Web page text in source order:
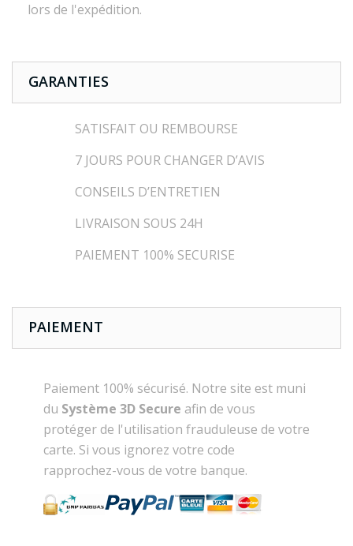
lors de l'expédition.
GARANTIES
SATISFAIT OU REMBOURSE
7 JOURS POUR CHANGER D’AVIS
CONSEILS D’ENTRETIEN
LIVRAISON SOUS 24H
PAIEMENT 100% SECURISE
PAIEMENT
Paiement 100% sécurisé. Notre site est muni
du Système 3D Secure afin de vous
protéger de l'utilisation frauduleuse de votre
carte. Si vous ignorez votre code
rapprochez-vous de votre banque.